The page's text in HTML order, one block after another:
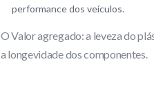
performance dos veículos.
O Valor agregado: a leveza do
a longevidade dos componentes.